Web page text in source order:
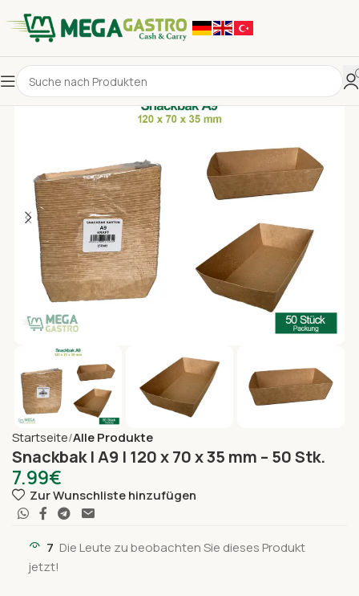
Startseite Alle Produkte
Snackbak | A9 | 120 x 70 x 35 mm – 50 Stk.
7.99€
Zur Wunschliste hinzufügen
7 Die Leute zu beobachten Sie dieses Produkt
jetzt!